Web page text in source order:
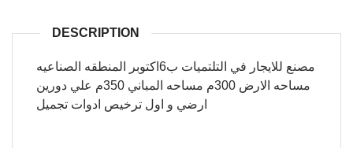
DESCRIPTION
مصنع للايجار في التلتميات ب6اكتوبر المنطقه الصناعيه
مساحه الارض 300م مساحه المباني 350م علي دورين
ارضي و اول ترخيص ادوات تجميل